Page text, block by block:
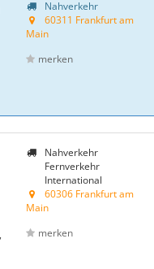
Nahverkehr
60311 Frankfurt am
Main
merken
Nahverkehr
Fernverkehr
International
60306 Frankfurt am
Main
merken